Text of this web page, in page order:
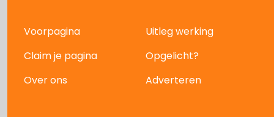
Voorpagina
Uitleg werking
Claim je pagina
Opgelicht?
Over ons
Adverteren